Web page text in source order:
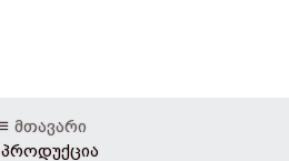
მთავარი
პროდუქცია